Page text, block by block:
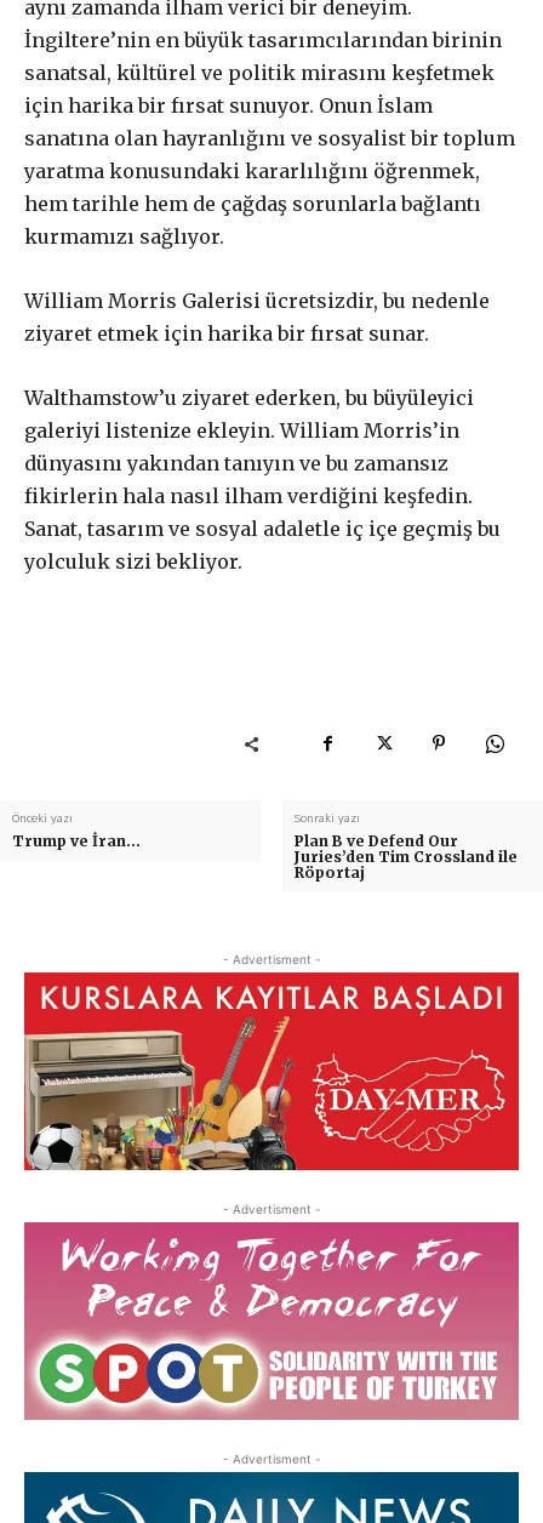
aynı zamanda ilham verici bir deneyim.
İngiltere’nin en büyük tasarımcılarından birinin
sanatsal, kültürel ve politik mirasını keşfetmek
için harika bir fırsat sunuyor. Onun İslam
sanatına olan hayranlığını ve sosyalist bir toplum
yaratma konusundaki kararlılığını öğrenmek,
hem tarihle hem de çağdaş sorunlarla bağlantı
kurmamızı sağlıyor.
William Morris Galerisi ücretsizdir, bu nedenle
ziyaret etmek için harika bir fırsat sunar.
Walthamstow’u ziyaret ederken, bu büyüleyici
galeriyi listenize ekleyin. William Morris’in
dünyasını yakından tanıyın ve bu zamansız
fikirlerin hala nasıl ilham verdiğini keşfedin.
Sanat, tasarım ve sosyal adaletle iç içe geçmiş bu
yolculuk sizi bekliyor.
Önceki yazı
Trump ve İran…
Sonraki yazı
Plan B ve Defend Our
Juries’den Tim Crossland ile
Röportaj
- Advertisment -
- Advertisment -
- Advertisment -